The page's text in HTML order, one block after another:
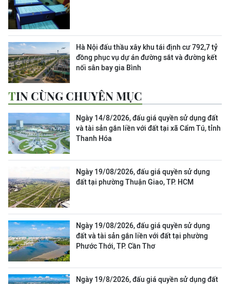
Hà Nội đấu thầu xây khu tái định cư 792,7 tỷ
đồng phục vụ dự án đường sắt và đường kết
nối sân bay gia Bình
TIN CÙNG CHUYÊN MỤC
Ngày 14/8/2026, đấu giá quyền sử dụng đất
và tài sản gắn liền với đất tại xã Cẩm Tú, tỉnh
Thanh Hóa
Ngày 19/08/2026, đấu giá quyền sử dụng
đất tại phường Thuận Giao, TP. HCM
Ngày 19/08/2026, đấu giá quyền sử dụng
đất và tài sản gắn liền với đất tại phường
Phước Thới, TP. Cần Thơ
Ngày 19/8/2026, đấu giá quyền sử dụng đất